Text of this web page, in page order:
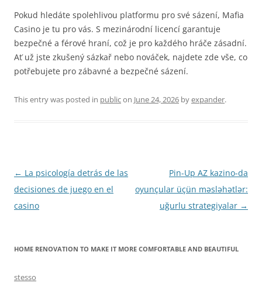
Pokud hledáte spolehlivou platformu pro své sázení, Mafia
Casino je tu pro vás. S mezinárodní licencí garantuje
bezpečné a férové hraní, což je pro každého hráče zásadní.
Ať už jste zkušený sázkař nebo nováček, najdete zde vše, co
potřebujete pro zábavné a bezpečné sázení.
This entry was posted in publicon June 24, 2026 byexpander.
Post
navigation
← La psicología detrás de las
decisiones de juego en el
casino
Pin-Up AZ kazino-da
oyunçular üçün məsləhətlər:
uğurlu strategiyalar →
HOME RENOVATION TO MAKE IT MORE COMFORTABLE AND BEAUTIFUL
stesso